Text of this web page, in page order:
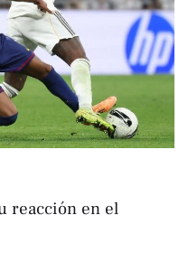
reacción en el